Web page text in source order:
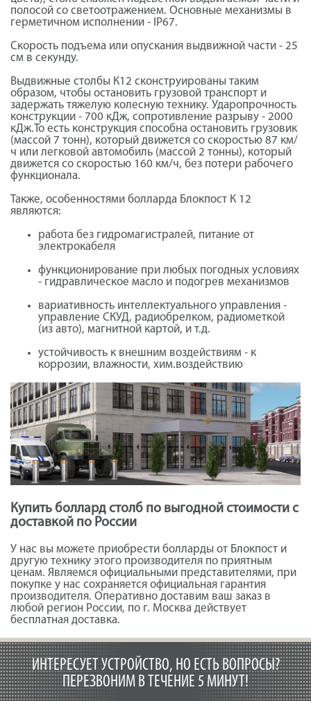
полосой со светоотражением. Основные механизмы в
герметичном исполнении - IP67.
Скорость подъема или опускания выдвижной части - 25
см в секунду.
Выдвижные столбы К12 сконструированы таким
образом, чтобы остановить грузовой транспорт и
задержать тяжелую колесную технику. Ударопрочность
конструкции - 700 кДж, сопротивление разрыву - 2000
кДж.То есть конструкция способна остановить грузовик
(массой 7 тонн), который движется со скоростью 87 км/
ч или легковой автомобиль (массой 2 тонны), который
движется со скоростью 160 км/ч, без потери рабочего
функционала.
Также, особенностями болларда Блокпост К 12
являются:
работа без гидромагистралей, питание от
электрокабеля
функционирование при любых погодных условиях
- гидравлическое масло и подогрев механизмов
вариативность интеллектуального управления -
управление СКУД, радиобрелком, радиометкой
(из авто), магнитной картой, и т.д.
устойчивость к внешним воздействиям - к
коррозии, влажности, хим.воздействию
Купить боллард столб по выгодной стоимости с
доставкой по России
У нас вы можете приобрести болларды от Блокпост и
другую технику этого производителя по приятным
ценам. Являемся официальными представителями, при
покупке у нас сохраняется официальная гарантия
производителя. Оперативно доставим ваш заказ в
любой регион России, по г. Москва действует
бесплатная доставка.
ИНТЕРЕСУЕТ УСТРОЙСТВО, НО ЕСТЬ ВОПРОСЫ?
ПЕРЕЗВОНИМ В ТЕЧЕНИЕ 5 МИНУТ!